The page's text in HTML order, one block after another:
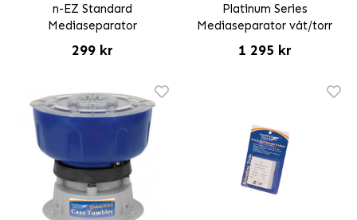
n-EZ Standard
Mediaseparator
299 kr
Platinum Series
Mediaseparator våt/torr
1 295 kr